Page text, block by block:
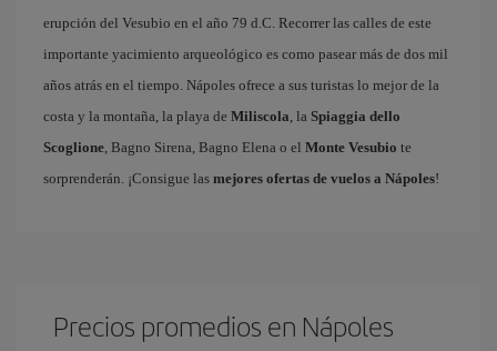
erupción del Vesubio en el año 79 d.C. Recorrer las calles de este
importante yacimiento arqueológico es como pasear más de dos mil
años atrás en el tiempo. Nápoles ofrece a sus turistas lo mejor de la
costa y la montaña, la playa de Miliscola, la Spiaggia dello
Scoglione, Bagno Sirena, Bagno Elena o el Monte Vesubio te
sorprenderán. ¡Consigue las mejores ofertas de vuelos a Nápoles!
Precios promedios en Nápoles